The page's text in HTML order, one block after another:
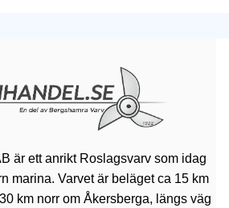
är ett anrikt Roslagsvarv som idag
marina. Varvet är beläget ca 15 km
km norr om Åkersberga, längs väg